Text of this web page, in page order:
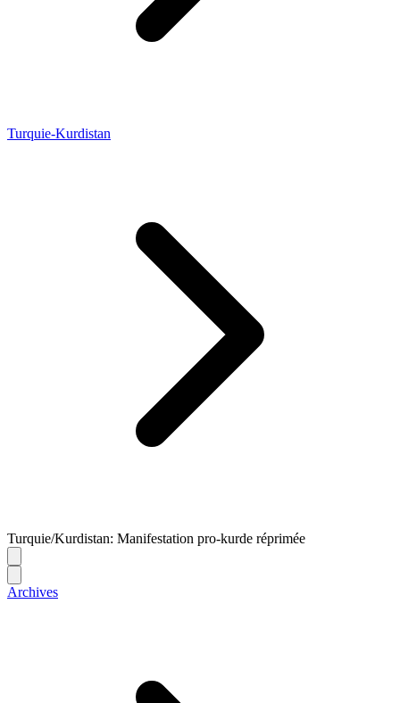
Turquie-Kurdistan
Turquie/Kurdistan: Manifestation pro-kurde réprimée
Archives